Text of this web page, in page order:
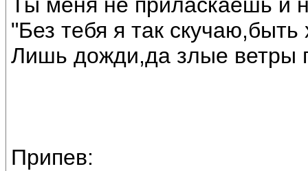
Ты меня не приласкаешь и
"Без тебя я так скучаю,быть
Лишь дожди,да злые ветры
Припев: